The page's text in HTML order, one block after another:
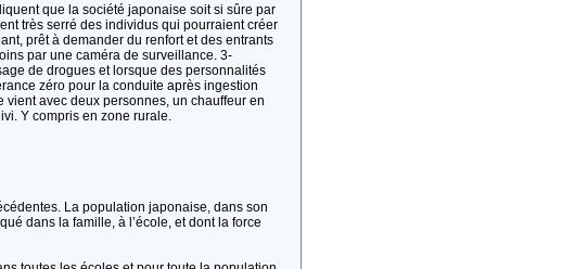
que la société japonaise soit si sûre par
très serré des individus qui pourraient créer
prêt à demander du renfort et des entrants
par une caméra de surveillance. 3-
de drogues et lorsque des personnalités
zéro pour la conduite après ingestion
avec deux personnes, un chauffeur en
Y compris en zone rurale.
La population japonaise, dans son
dans la famille, à l’école, et dont la force